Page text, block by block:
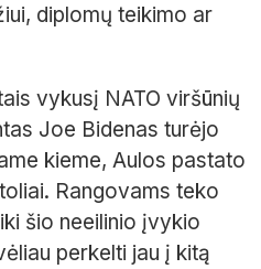
diplomų teikimo ar
vykusį NATO viršūnių
Joe Bidenas turėjo
kieme, Aulos pastato
Rangovams teko
šio neeilinio įvykio
perkelti jau į kitą